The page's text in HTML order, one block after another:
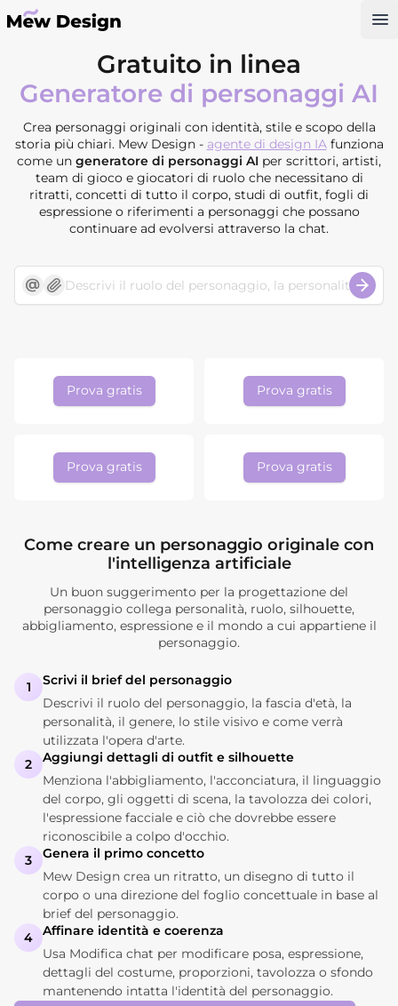
Gratuito in linea
Generatore di personaggi AI
Crea personaggi originali con identità, stile e scopo della
storia più chiari. Mew Design - agente di design IAfunziona
come un generatore di personaggi AI per scrittori, artisti,
team di gioco e giocatori di ruolo che necessitano di
ritratti, concetti di tutto il corpo, studi di outfit, fogli di
espressione o riferimenti a personaggi che possano
continuare ad evolversi attraverso la chat.
Prova gratis Prova gratis
Prova gratis Prova gratis
Come creare un personaggio originale con
l'intelligenza artificiale
Un buon suggerimento per la progettazione del
personaggio collega personalità, ruolo, silhouette,
abbigliamento, espressione e il mondo a cui appartiene il
personaggio.
1
Scrivi il brief del personaggio
Descrivi il ruolo del personaggio, la fascia d'età, la
personalità, il genere, lo stile visivo e come verrà
utilizzata l'opera d'arte.
2
Aggiungi dettagli di outfit e silhouette
Menziona l'abbigliamento, l'acconciatura, il linguaggio
del corpo, gli oggetti di scena, la tavolozza dei colori,
l'espressione facciale e ciò che dovrebbe essere
riconoscibile a colpo d'occhio.
3
Genera il primo concetto
Mew Design crea un ritratto, un disegno di tutto il
corpo o una direzione del foglio concettuale in base al
brief del personaggio.
4
Affinare identità e coerenza
Usa Modifica chat per modificare posa, espressione,
dettagli del costume, proporzioni, tavolozza o sfondo
mantenendo intatta l'identità del personaggio.